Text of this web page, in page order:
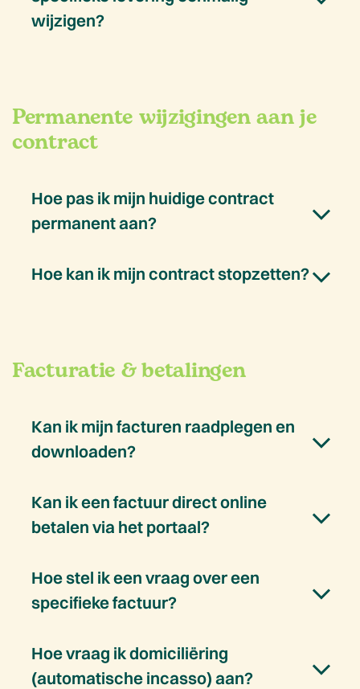
wijzigen?
Permanente wijzigingen aan je
contract
Hoe pas ik mijn huidige contract
permanent aan?
Hoe kan ik mijn contract stopzetten?
Facturatie & betalingen
Kan ik mijn facturen raadplegen en
downloaden?
Kan ik een factuur direct online
betalen via het portaal?
Hoe stel ik een vraag over een
specifieke factuur?
Hoe vraag ik domiciliëring
(automatische incasso) aan?